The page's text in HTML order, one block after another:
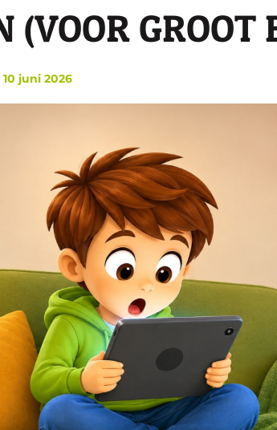
(VOOR GROOT
10 juni 2026